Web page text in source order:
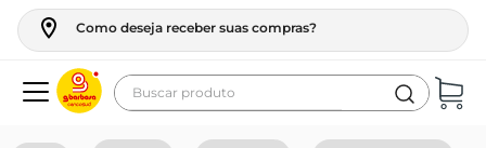
Como deseja receber suas compras?
Buscar produto